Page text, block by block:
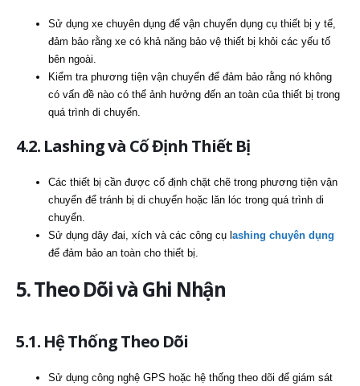
Sử dụng xe chuyên dụng để vận chuyển dụng cụ thiết bị y tế,
đảm bảo rằng xe có khả năng bảo vệ thiết bị khỏi các yếu tố
bên ngoài.
Kiểm tra phương tiện vận chuyển để đảm bảo rằng nó không
có vấn đề nào có thể ảnh hưởng đến an toàn của thiết bị trong
quá trình di chuyển.
4.2. Lashing và Cố Định Thiết Bị
Các thiết bị cần được cố định chặt chẽ trong phương tiện vận
chuyển để tránh bị di chuyển hoặc lăn lóc trong quá trình di
chuyển.
Sử dụng dây đai, xích và các công cụ lashing chuyên dụng
để đảm bảo an toàn cho thiết bị.
5. Theo Dõi và Ghi Nhận
5.1. Hệ Thống Theo Dõi
Sử dụng công nghệ GPS hoặc hệ thống theo dõi để giám sát